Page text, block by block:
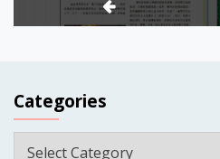
Categories
Categories